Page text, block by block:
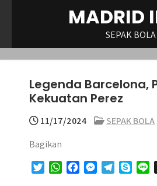
MADRID
SEPAK BOLA
Legenda Barcelona,
Kekuatan Perez
11/17/2024
SEPAK BOLA
Bagikan
W